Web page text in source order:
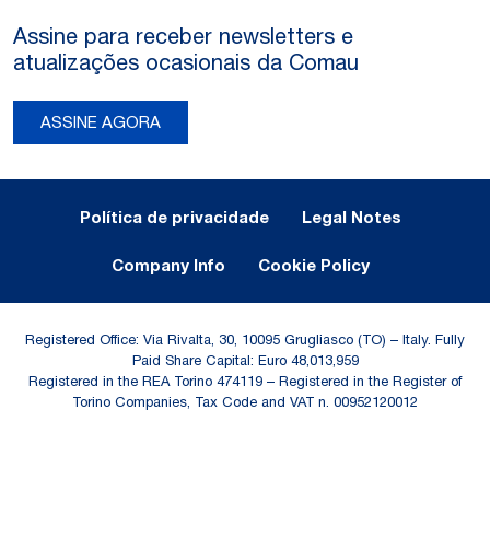
Assine para receber newsletters e
atualizações ocasionais da Comau
ASSINE AGORA
Política de privacidade Legal Notes
Company Info Cookie Policy
Registered Office: Via Rivalta, 30, 10095 Grugliasco (TO) – Italy. Fully
Paid Share Capital: Euro 48,013,959
Registered in the REA Torino 474119 – Registered in the Register of
Torino Companies, Tax Code and VAT n. 00952120012